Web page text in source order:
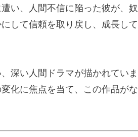
い、人間不信に陥った彼が、奴
して信頼を取り戻し、成長して
深い人間ドラマが描かれていま
化に焦点を当て、この作品がな